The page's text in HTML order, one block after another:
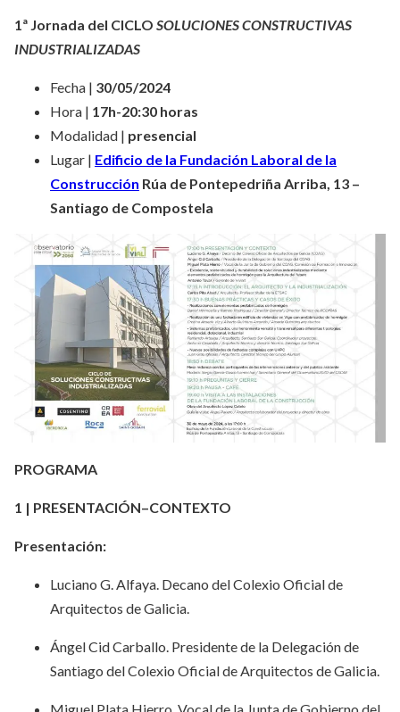
1ª Jornada del CICLO SOLUCIONES CONSTRUCTIVAS
INDUSTRIALIZADAS
Fecha | 30/05/2024
Hora | 17h-20:30 horas
Modalidad | presencial
Lugar | Edificio de la Fundación Laboral de la
Construcción Rúa de Pontepedriña Arriba, 13 –
Santiago de Compostela
PROGRAMA
1 | PRESENTACIÓN–CONTEXTO
Presentación:
Luciano G. Alfaya. Decano del Colexio Oficial de
Arquitectos de Galicia.
Ángel Cid Carballo. Presidente de la Delegación de
Santiago del Colexio Oficial de Arquitectos de Galicia.